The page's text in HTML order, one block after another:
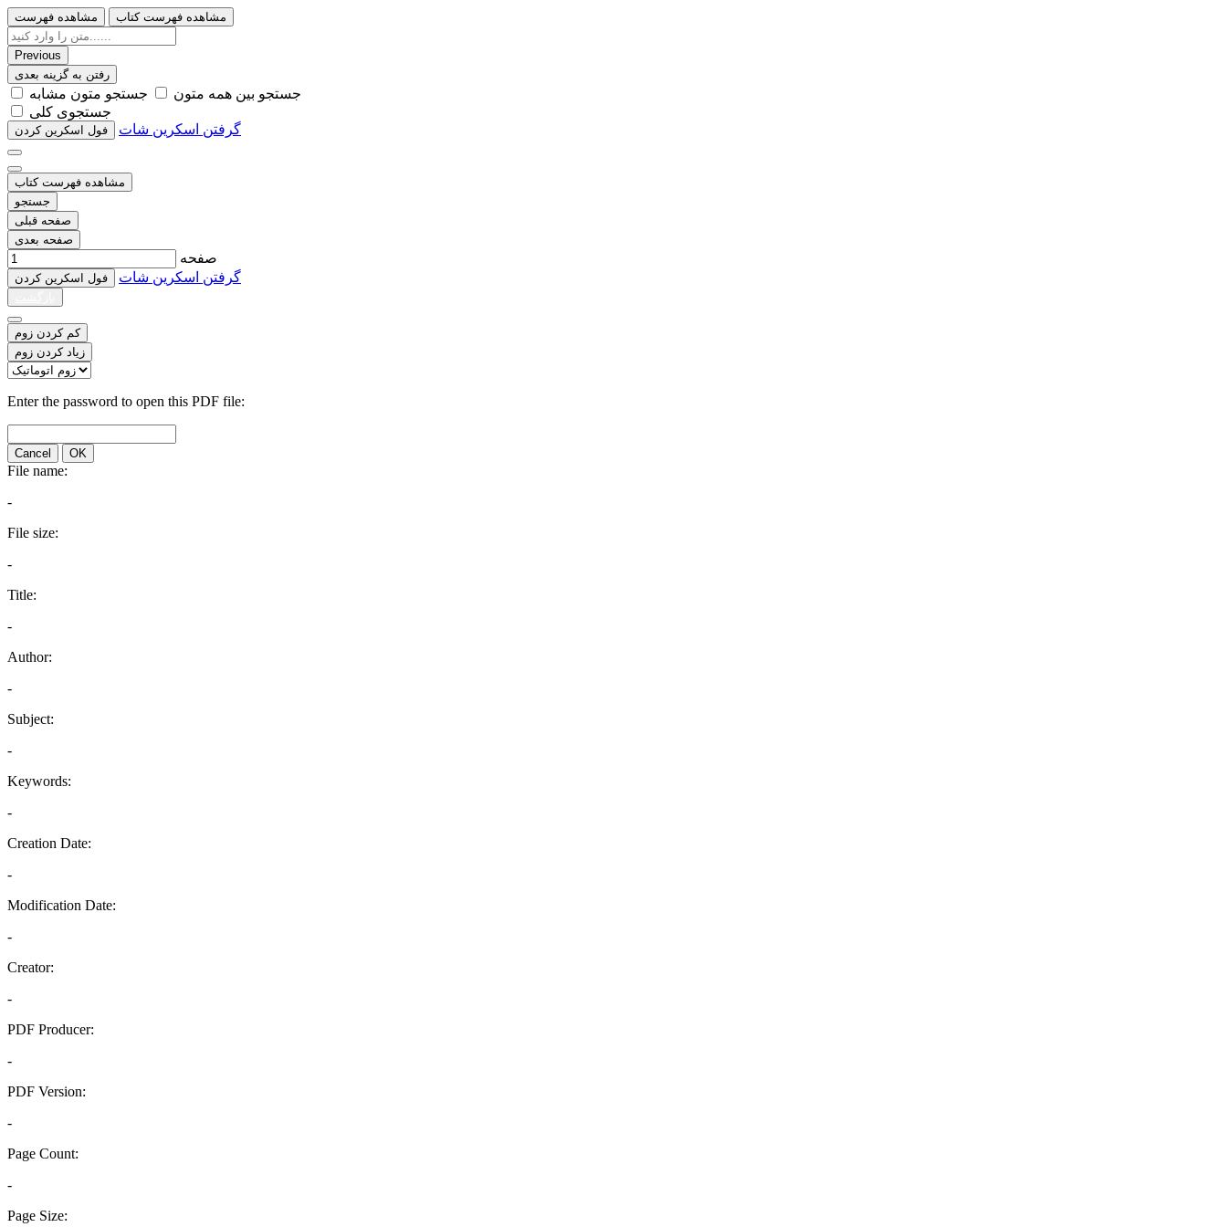
مشاهده فهرست مشاهده فهرست کتاب
Previous
رفتن به گزینه بعدی
ﺟﺴﺘﺠﻮ ﺑﯿﻦ ﻫﻤﻪ ﻣﺘﻮﻥ
ﺟﺴﺘﺠﻮ ﻣﺘﻮﻥ ﻣﺸﺎﺑﻪ
ﺟﺴﺘﺠﻮﯼ ﮐﻠﯽ
ﻓﻮﻝ اﺳﮑﺮﯾﻦ ﮐﺮﺩﻥ گرفتن اسکرین شات
مشاهده فهرست کتاب
جستجو
صفحه قبلی
صفحه بعدی
صفحه
ﻓﻮﻝ اﺳﮑﺮﯾﻦ ﮐﺮﺩﻥ گرفتن اسکرین شات
کم کردن زوم
زیاد کردن زوم
Enter the password to open this PDF file:
Cancel OK
File name:
-
File size:
-
Title:
-
Author:
-
Subject:
-
Keywords:
-
Creation Date:
-
Modification Date:
-
Creator:
-
PDF Producer:
-
PDF Version:
-
Page Count:
-
Page Size: